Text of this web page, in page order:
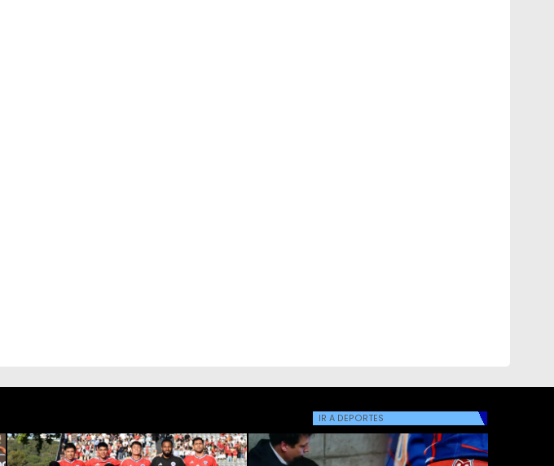
IR A DEPORTES